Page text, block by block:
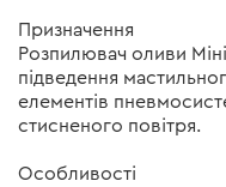
Призначення
Розпилювач оливи
підведення
елементів
стисненого повітря.
Особливості